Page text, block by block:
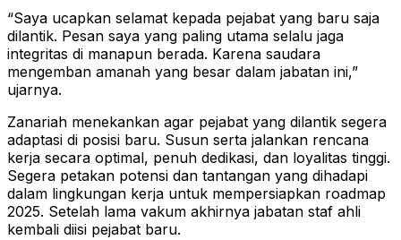
“Saya ucapkan selamat kepada pejabat yang baru saja
dilantik. Pesan saya yang paling utama selalu jaga
integritas di manapun berada. Karena saudara
mengemban amanah yang besar dalam jabatan ini,”
ujarnya.
Zanariah menekankan agar pejabat yang dilantik segera
adaptasi di posisi baru. Susun serta jalankan rencana
kerja secara optimal, penuh dedikasi, dan loyalitas tinggi.
Segera petakan potensi dan tantangan yang dihadapi
dalam lingkungan kerja untuk mempersiapkan roadmap
2025. Setelah lama vakum akhirnya jabatan staf ahli
kembali diisi pejabat baru.